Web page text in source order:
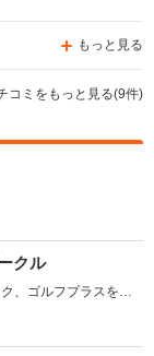
もっと見る
コミをもっと見る(9件)
クル